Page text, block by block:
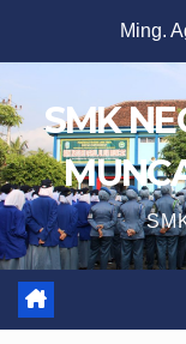
Ming.
SMK